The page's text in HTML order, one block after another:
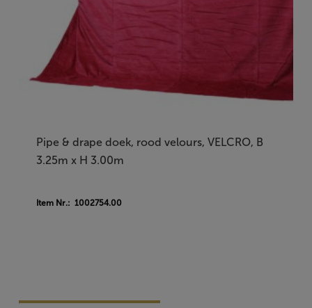
Pipe & drape doek, rood velours, VELCRO, B
3.25m x H 3.00m
Item Nr.: 1002754.00